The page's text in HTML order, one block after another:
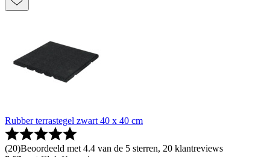
Rubber terrastegel zwart 40 x 40 cm
(20)Beoordeeld met 4.4 van de 5 sterren, 20 klantreviews